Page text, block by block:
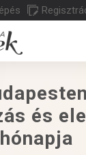
és
hónapja